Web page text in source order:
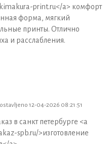
print.ru</a> комфорт
форма, мягкий
принты. Отлично
и расслабления.
12-04-2026 08:21:51
в санкт петербурге <a
spb.ru/>изготовление